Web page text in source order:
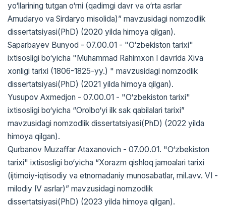
yo‘llarining tutgan o‘rni (qadimgi davr va o‘rta asrlar
Amudaryo va Sirdaryo misolida)” mavzusidagi nomzodlik
dissertatsiyasi(PhD) (2020 yilda himoya qilgan).
Saparbayev Bunyod - 07.00.01 - "O‘zbekiston tarixi"
ixtisosligi bo‘yicha "Muhammad Rahimxon I davrida Xiva
xonligi tarixi (1806-1825-yy.) " mavzusidagi nomzodlik
dissertatsiyasi(PhD) (2021 yilda himoya qilgan).
Yusupov Axmedjon - 07.00.01 - "O‘zbekiston tarixi"
ixtisosligi bo‘yicha “Orolbo‘yi ilk sak qabilalari tarixi”
mavzusidagi nomzodlik dissertatsiyasi(PhD) (2022 yilda
himoya qilgan).
Qurbanov Muzaffar Ataxanovich - 07.00.01. "O‘zbekiston
tarixi" ixtisosligi bo‘yicha “Xorazm qishloq jamoalari tarixi
(ijtimoiy-iqtisodiy va etnomadaniy munosabatlar, mil.avv. VI -
milodiy IV asrlar)” mavzusidagi nomzodlik
dissertatsiyasi(PhD) (2023 yilda himoya qilgan).